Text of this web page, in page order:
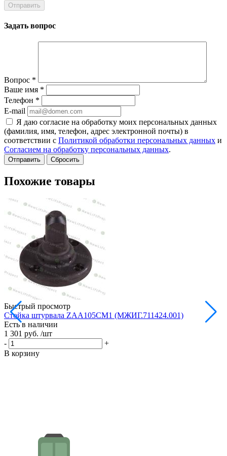
Задать вопрос
Вопрос *
Ваше имя *
Телефон *
E-mail
Я даю согласие на обработку моих персональных данных
(фамилия, имя, телефон, адрес электронной почты) в
соответствии с Политикой обработки персональных данных и
Согласием на обработку персональных данных.
Сбросить
Похожие товары
Быстрый просмотр
Стойка штурвала ZAA105CM1 (МЖИГ.711424.001)
Есть в наличии
1 301 руб. /шт
-
+
В корзину